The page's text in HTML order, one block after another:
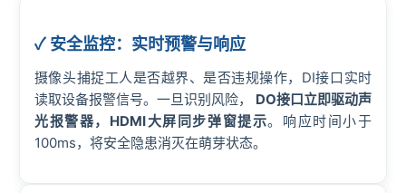
✓ 安全监控：实时预警与响应
摄像头捕捉工人是否越界、是否违规操作，DI接口实时
读取设备报警信号。一旦识别风险， DO接口立即驱动声
光报警器，HDMI大屏同步弹窗提示。响应时间小于
100ms，将安全隐患消灭在萌芽状态。